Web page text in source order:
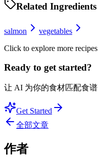
Related Ingredients
salmon
vegetables
Click to explore more
Ready to get started?
让 AI 为你的食材匹配食谱
Get Started
全部文章
作者